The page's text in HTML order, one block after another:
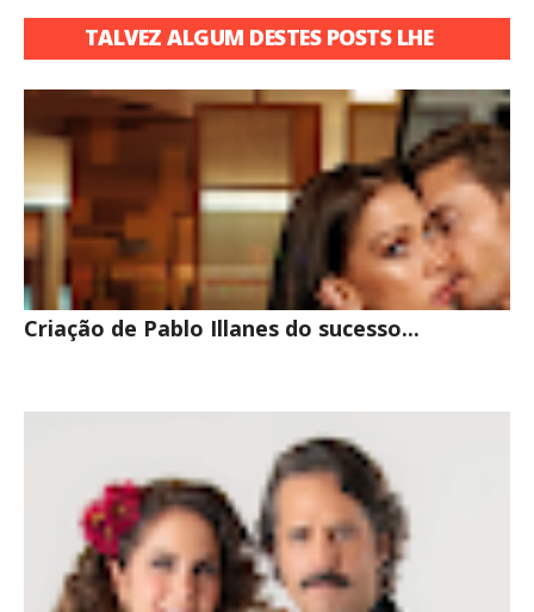
TALVEZ ALGUM DESTES POSTS LHE
Criação de Pablo Illanes do sucesso...